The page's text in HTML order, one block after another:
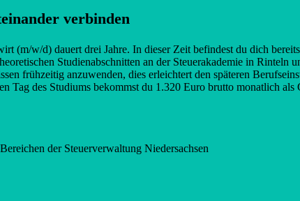
verbinden
(m/w/d) dauert drei Jahre. In dieser Zeit befindest du dich
Studienabschnitten an der Steuerakademie in
frühzeitig anzuwenden, dies erleichtert den späteren
Tag des Studiums bekommst du 1.320 Euro brutto monatlich
der Steuerverwaltung Niedersachsen